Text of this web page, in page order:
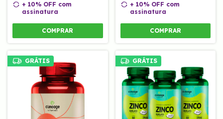
+ 10% OFF com
assinatura
COMPRAR
+ 10% OFF com
assinatura
COMPRAR
GRÁTIS GRÁTIS